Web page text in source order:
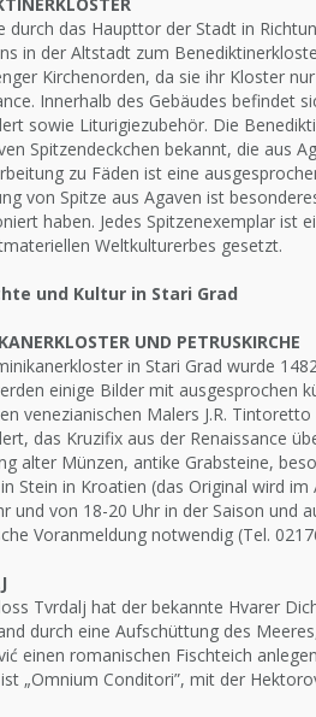
durch das Haupttor der Stadt in
in der Altstadt zum
Kirchenorden, da sie ihr Kloster
Innerhalb des Gebäudes befindet
sowie Liturigiezubehör. Die
Spitzendeckchen bekannt, die aus
zu Fäden ist eine
von Spitze aus Agaven ist
haben. Jedes Spitzenexemplar ist
Weltkulturerbes gesetzt.
und Kultur in Stari Grad
UND PETRUSKIRCHE
in Stari Grad wurde
einige Bilder mit ausgesprochen
venezianischen Malers J.R.
das Kruzifix aus der Renaissance
alter Münzen, antike Grabsteine,
Stein in Kroatien (das Original wird
und von 18-20 Uhr in der Saison und
Voranmeldung notwendig (Tel.
Tvrdalj hat der bekannte Hvarer
durch eine Aufschüttung des
einen romanischen Fischteich
„Omnium Conditori”, mit der